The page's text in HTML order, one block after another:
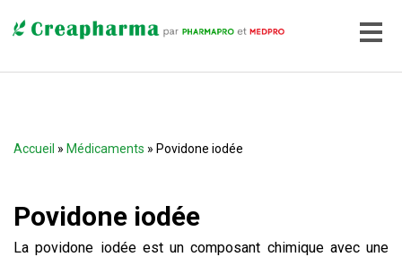
Accueil » Médicaments » Povidone iodée
Povidone iodée
La povidone iodée est un composant chimique avec une